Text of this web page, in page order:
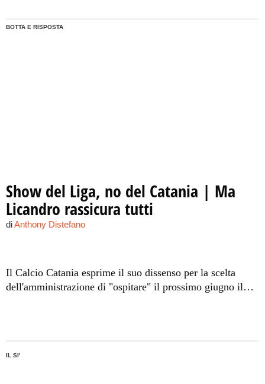
BOTTA E RISPOSTA
Show del Liga, no del Catania | Ma
Licandro rassicura tutti
diAnthony Distefano
Il Calcio Catania esprime il suo dissenso per la scelta
dell'amministrazione di "ospitare" il prossimo giugno il
IL SI'